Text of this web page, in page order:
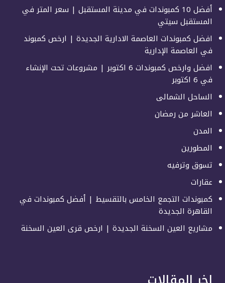
أفضل 10 كمبوندات في مدينة المستقبل | سعر المتر في
المستقبل سيتي
افضل كمبوندات العاصمة الادارية الجديدة | ارخص كمبوند
في العاصمة الإدارية
افضل وارخص كمبوندات 6 اكتوبر | مشروعات تحت الإنشاء
في 6 اكتوبر
الساحل الشمالى
العاشر من رمضان
المدن
المطورين
تسوق وترفيه
عقارات
كمبوندات التجمع الخامس بالتقسيط | أفضل كمبوندات في
القاهرة الجديدة
مشاريع العين السخنة الجديدة | ارخص قرى العين السخنة